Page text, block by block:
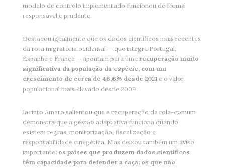
modelo de controlo implementado funcionou de forma
responsável e prudente.
Destacou igualmente que os dados científicos mais recentes
da rota migratória ocidental — que integra Portugal,
Espanha e França — apontam para uma recuperação muito
significativa da população da espécie, com um
crescimento de cerca de 46,6% desde 2021e o valor
populacional mais elevado desde 2009.
Jacinto Amaro salientou que a recuperação da rola-comum
demonstra que a gestão adaptativa funciona quando
existem regras, monitorização, fiscalização e
responsabilidade cinegética. Mas deixou também um aviso
importante: os países que produzem dados científicos
têm capacidade para defender a caça; os que não